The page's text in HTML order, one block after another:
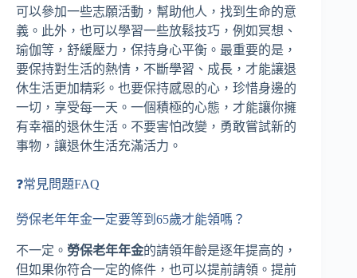
可以參加一些志願活動，幫助他人，找到生命的意
義。此外，也可以學習一些放鬆技巧，例如冥想、
瑜伽等，舒緩壓力，保持身心平衡。最重要的是，
要保持對生活的熱情，不斷學習、成長，才能讓退
休生活更加精彩。也要保持感恩的心，珍惜身邊的
一切，享受每一天。一個積極的心態，才能讓你擁
有幸福的退休生活。不要害怕改變，勇敢嘗試新的
事物，讓退休生活充滿活力。
❓常見問題FAQ
勞保老年年金一定要等到65歲才能領嗎？
不一定。 勞保老年年金的請領年齡是逐年提高的，
但如果你符合一定的條件，也可以提前請領。提前